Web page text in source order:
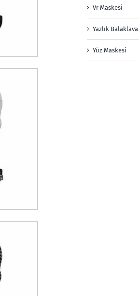
Vr Maskesi
Yazlık Balaklava
Yüz Maskesi